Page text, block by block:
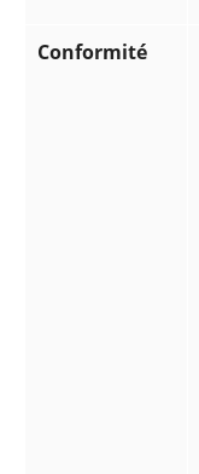
Conformité